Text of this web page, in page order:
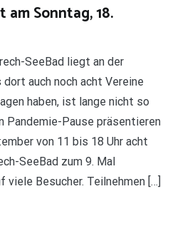
Sonntag, 18.
SeeBad liegt an der
auch noch acht Vereine
haben, ist lange nicht so
Pandemie-Pause präsentieren
von 11 bis 18 Uhr acht
SeeBad zum 9. Mal
viele Besucher. Teilnehmen […]